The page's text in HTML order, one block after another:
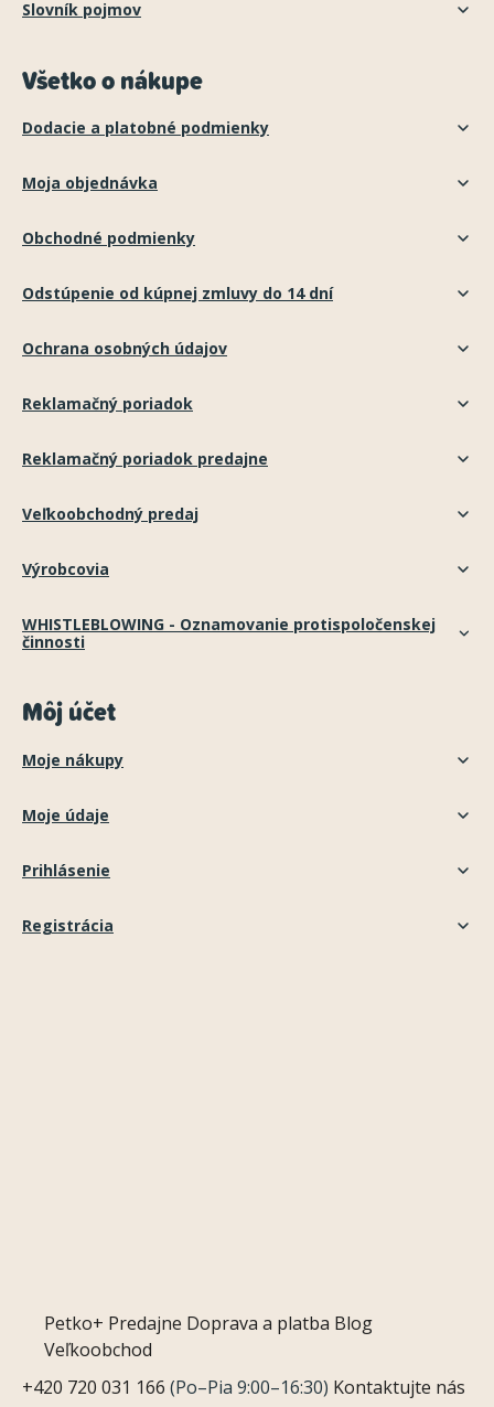
Slovník pojmov
Všetko o nákupe
Dodacie a platobné podmienky
Moja objednávka
Obchodné podmienky
Odstúpenie od kúpnej zmluvy do 14 dní
Ochrana osobných údajov
Reklamačný poriadok
Reklamačný poriadok predajne
Veľkoobchodný predaj
Výrobcovia
WHISTLEBLOWING - Oznamovanie protispoločenskej
činnosti
Môj účet
Moje nákupy
Moje údaje
Prihlásenie
Registrácia
Petko+ Predajne Doprava a platba Blog
Veľkoobchod
+420 720 031 166 (Po–Pia 9:00–16:30) Kontaktujte nás